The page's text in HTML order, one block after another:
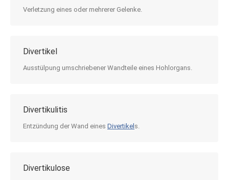
Verletzung eines oder mehrerer Gelenke.
Divertikel
Ausstülpung umschriebener Wandteile eines Hohlorgans.
Divertikulitis
Entzündung der Wand eines Divertikel s.
Divertikulose